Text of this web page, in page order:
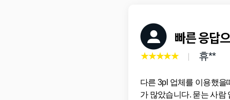
빠른 응답
★★★★★ 휴**
다른 3pl 업체를 이용했
가 많았습니다. 묻는 사람